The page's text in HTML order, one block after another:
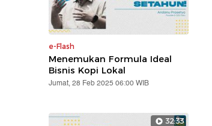
e-Flash
Menemukan Formula Ideal
Bisnis Kopi Lokal
Jumat, 28 Feb 2025 06:00 WIB
32:33